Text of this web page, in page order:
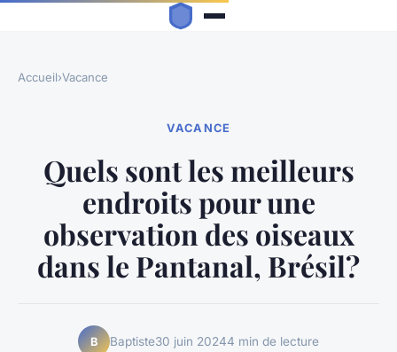
Accueil›Vacance
VACANCE
Quels sont les meilleurs
endroits pour une
observation des oiseaux
dans le Pantanal, Brésil?
B Baptiste30 juin 20244 min de lecture